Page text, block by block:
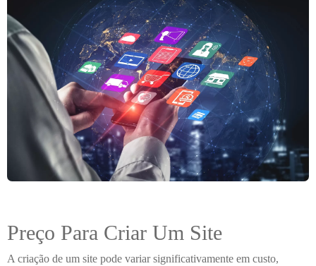
Preço Para Criar Um Site
A criação de um site pode variar significativamente em custo,